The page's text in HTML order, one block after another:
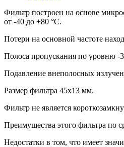
Фильтр построен на основе
от -40 до +80 °C.
Потери на основной частоте
Полоса пропускания по уровню -
Подавление внеполосных
Размер фильтра 45х13 мм.
Фильтр не является
Преимущества этого фильтра по
Недостатки в том, что имеет